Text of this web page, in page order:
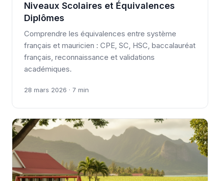
Niveaux Scolaires et Équivalences
Diplômes
Comprendre les équivalences entre système
français et mauricien : CPE, SC, HSC, baccalauréat
français, reconnaissance et validations
académiques.
28 mars 2026 · 7 min